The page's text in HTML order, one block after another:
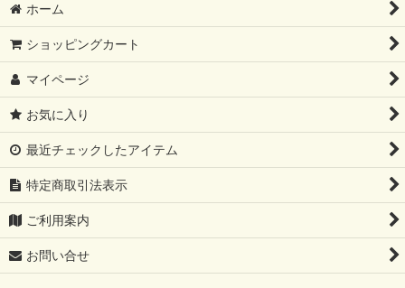
ホーム
ショッピングカート
マイページ
お気に入り
最近チェックしたアイテム
特定商取引法表示
ご利用案内
お問い合せ